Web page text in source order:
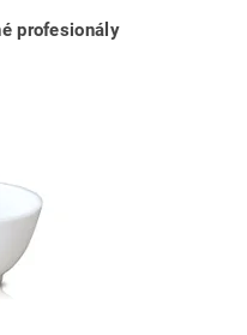
profesionály